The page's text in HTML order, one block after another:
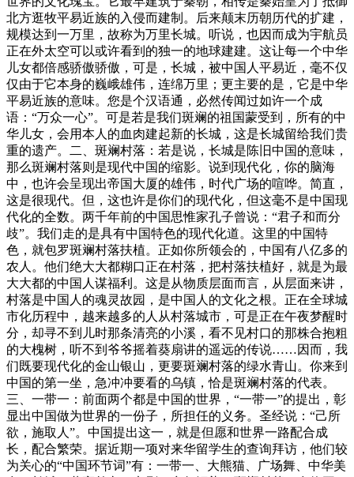
北方逛牧平易近族的入侵而建制。后来颠末历朝历代的扩建，
规模达到一万里，故称为万里长城。听说，也因而成为宇航员
正在外太空可以或许看到的独一的地球建建。这让每一个中华
儿女都倍感骄傲骄傲，可是，长城，被中国人平易近，毫不仅
仅由于它本身的巍峨雄伟，连绵万里；更主要的是，它是中华
平易近族的意味。您是个汉语通，必然传闻过如许一个成
语：“万众一心”。可是若是我们斑斓的祖国蒙受到，所有的中
华儿女，会用本人的血肉建起新的长城，这是长城留给我们贵
重的遗产。二、斑斓村落：若是说，长城是陈旧中国的意味，
那么斑斓村落则是现代中国的缩影。说到现代化，你的脑海
中，也许会呈现出帝国大厦的雄伟，时代广场的喧哗。简直，
这是很现代。但，这也许是你们的现代化，但这毫不是中国现
代化的全数。两千年前的中国思惟家孔子曾说：“君子和而分
歧”。我们走的是具有中国特色的现代化道。这里的中国特
色，就包罗斑斓村落扶植。正如你所领会的，中国有八亿多的
农人。他们绝大大都糊口正在村落，把村落扶植好，就是为最
大大都的中国人谋福利。这是从物质层面而言，从层面来讲，
村落是中国人的魂灵故园，是中国人的文化之根。正在全球城
市化历程中，越来越多的人从村落城市，可是正在午夜梦醒时
分，却寻不到儿时那条清亮的小溪，看不见村口的那株合抱粗
的大槐树，听不到爷爷摇着葵扇讲的遥远的传说……因而，我
们既要现代化的金山银山，更要斑斓村落的绿水青山。你来到
中国的第一坐，急冲冲要看的乌镇，恰是斑斓村落的代表。
三、一带一：前面两个都是中国的世界，“一带一”的提出，彰
显出中国做为世界的一份子，所担任的义务。圣经说：“己所
欲，施取人”。中国提出这一，就是但愿和世界一路配合成
长，配合繁荣。据近期一项对来华留学生的查询拜访，他们较
为关心的“中国环节词”有：一带一、大熊猫、广场舞、中华美